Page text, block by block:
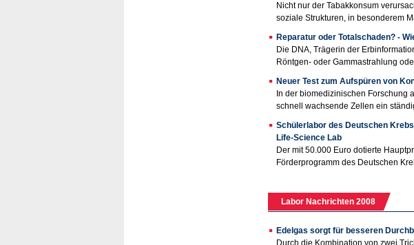
Nicht nur der Tabakkonsum
soziale Strukturen, in besonderem
Reparatur oder Totalschaden? -
Die DNA, Trägerin der
Röntgen- oder Gammastrahlung
Neuer Test zum Aufspüren von
In der biomedizinischen Forschung
schnell wachsende Zellen ein
Schülerlabor des Deutschen
Life-Science Lab
Der mit 50.000 Euro dotierte
Förderprogramm des Deutschen
Labor Nachrichten 2008
Edelgas sorgt für besseren
Durch die Kombination von zwei